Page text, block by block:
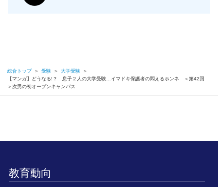
総合トップ ＞ 受験 ＞ 大学受験
＞
【マンガ】どうなる!？ 息子２人の大学受験…イマドキ保護者の悶えるホンネ ＜第42回
＞次男の初オープンキャンパス
教育動向